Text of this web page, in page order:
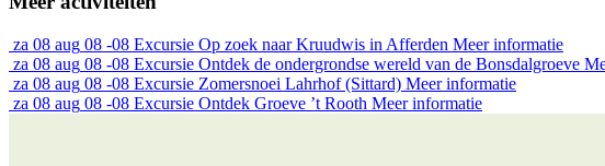
za 08 aug 08 -08 Excursie Op zoek naar Kruudwis in Afferden Meer informatie
za 08 aug 08 -08 Excursie Ontdek de ondergrondse wereld van de Bonsdalgroeve
za 08 aug 08 -08 Excursie Zomersnoei Lahrhof (Sittard) Meer informatie
za 08 aug 08 -08 Excursie Ontdek Groeve ’t Rooth Meer informatie